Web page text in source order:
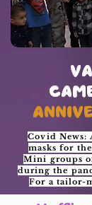
Covid News:
masks for
Mini groups
during the
For a tailor-